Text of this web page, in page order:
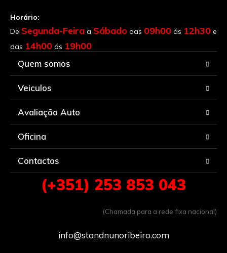
Horário:
De Segunda-Feira a Sábado das 09h00 ás 12h30 e
das 14h00 ás 19h00
Quem somos
Veiculos
Avaliação Auto
Oficina
Contactos
(+351) 253 853 043
(Chamada para a rede fixa nacional)
info@standnunoribeiro.com